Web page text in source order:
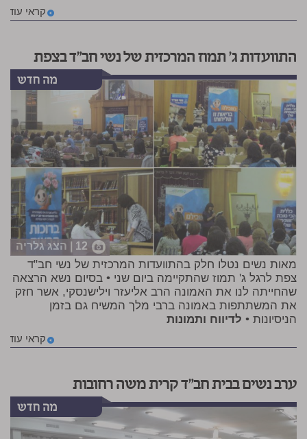
קראי עוד
התוועדות ג' תמוז המרכזית של נשי חב"ד בצפת
12 | הצג גלריה
מאות נשים נטלו חלק בהתוועדות המרכזית של נשי חב"ד
צפת לרגל ג' תמוז שהתקיימה ביום שני • בסיום נשא הרצאה
שהחייתה לנו את האמונה הרב אליעזר וילישנסקי, אשר חזק
את המשתתפות באמונה ברבי מלך המשיח גם בזמן
הניסיונות • לדיווח ותמונות
קראי עוד
ערב נשים בבית חב"ד קרית משה רחובות